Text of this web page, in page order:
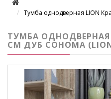
Тумба однодверная LION
ТУМБА ОДНОДВЕРНАЯ
СМ ДУБ СОНОМА